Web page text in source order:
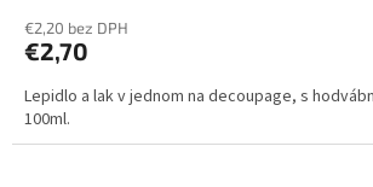
€2,20 bez DPH
€2,70
Lepidlo a lak v jednom na decoupage, s
100ml.